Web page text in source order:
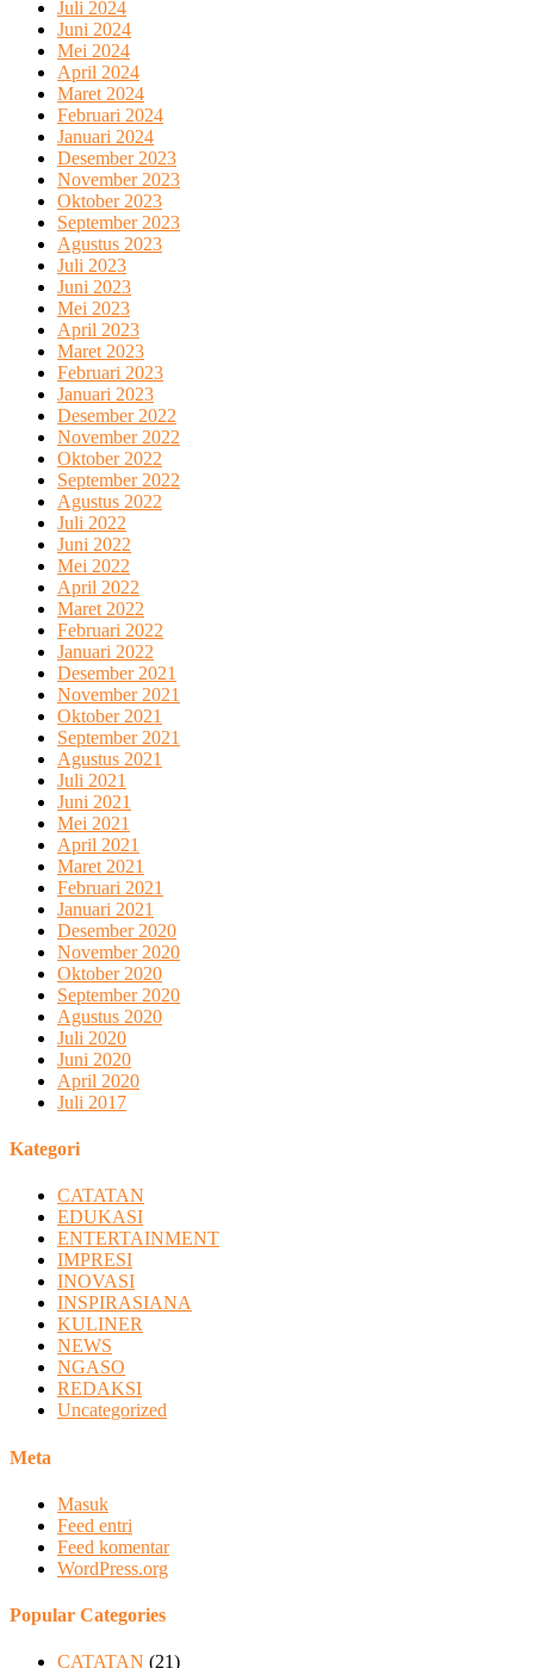
Juli 2024
Juni 2024
Mei 2024
April 2024
Maret 2024
Februari 2024
Januari 2024
Desember 2023
November 2023
Oktober 2023
September 2023
Agustus 2023
Juli 2023
Juni 2023
Mei 2023
April 2023
Maret 2023
Februari 2023
Januari 2023
Desember 2022
November 2022
Oktober 2022
September 2022
Agustus 2022
Juli 2022
Juni 2022
Mei 2022
April 2022
Maret 2022
Februari 2022
Januari 2022
Desember 2021
November 2021
Oktober 2021
September 2021
Agustus 2021
Juli 2021
Juni 2021
Mei 2021
April 2021
Maret 2021
Februari 2021
Januari 2021
Desember 2020
November 2020
Oktober 2020
September 2020
Agustus 2020
Juli 2020
Juni 2020
April 2020
Juli 2017
Kategori
CATATAN
EDUKASI
ENTERTAINMENT
IMPRESI
INOVASI
INSPIRASIANA
KULINER
NEWS
NGASO
REDAKSI
Uncategorized
Meta
Masuk
Feed entri
Feed komentar
WordPress.org
Popular Categories
CATATAN (21)